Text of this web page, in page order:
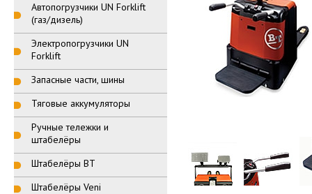
Автопогрузчики UN Forklift
(газ/дизель)
Электропогрузчики UN
Forklift
Запасные части, шины
Тяговые аккумуляторы
Ручные тележки и
штабелёры
Штабелёры BT
Штабелёры Veni